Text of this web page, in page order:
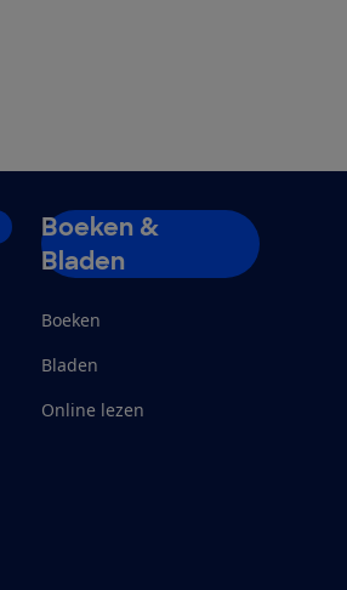
Boeken &
Bladen
Boeken
Bladen
Online lezen